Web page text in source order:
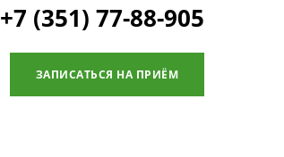
+7 (351) 77-88-905
ЗАПИСАТЬСЯ НА ПРИЁМ